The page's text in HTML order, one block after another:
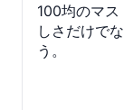
100均のマ
しさだけで
う。